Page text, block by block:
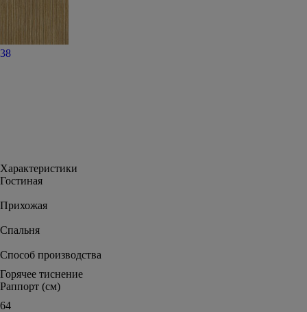
38
Характеристики
Гостиная
Прихожая
Спальня
Способ производства
Горячее тиснение
Раппорт (см)
64